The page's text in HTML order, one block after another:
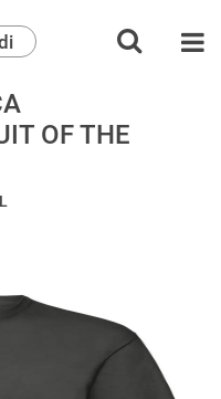
OF THE